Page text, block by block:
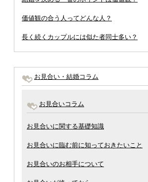
価値観の合う人ってどんな人？
長く続くカップルには似た者同士多い？
お見合い・結婚コラム
お見合いコラム
お見合いに関する基礎知識
お見合いに臨む前に知っておきたいこと
お見合いのお相手について